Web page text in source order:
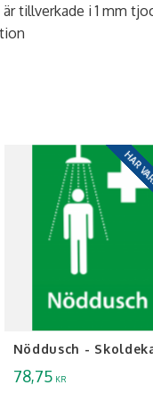
tillverkade i 1 mm
Nöddusch -
78,75 KR
HAR